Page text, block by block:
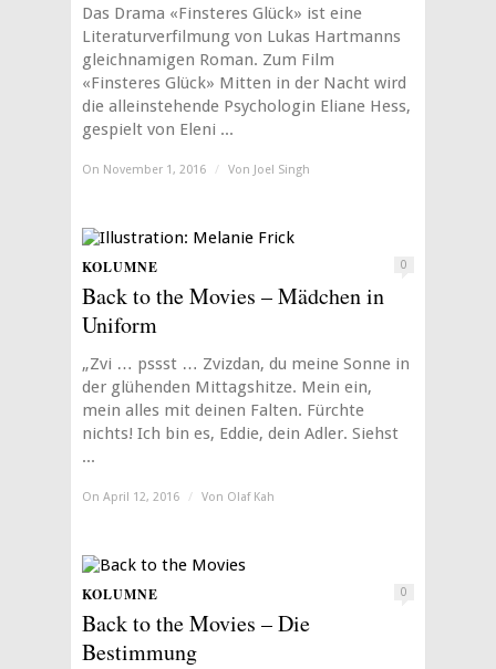
Das Drama «Finsteres Glück» ist eine
Literaturverfilmung von Lukas Hartmanns
gleichnamigen Roman. Zum Film
«Finsteres Glück» Mitten in der Nacht wird
die alleinstehende Psychologin Eliane Hess,
gespielt von Eleni ...
On November 1, 2016 / Von Joel Singh
KOLUMNE 0
Back to the Movies – Mädchen in
Uniform
„Zvi … pssst … Zvizdan, du meine Sonne in
der glühenden Mittagshitze. Mein ein,
mein alles mit deinen Falten. Fürchte
nichts! Ich bin es, Eddie, dein Adler. Siehst
...
On April 12, 2016 / Von Olaf Kah
KOLUMNE 0
Back to the Movies – Die
Bestimmung